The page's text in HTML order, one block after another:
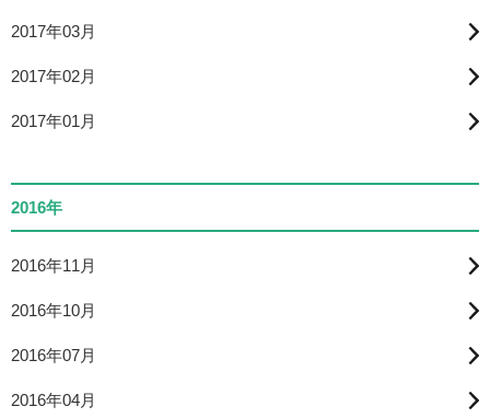
2017年03月
2017年02月
2017年01月
2016年
2016年11月
2016年10月
2016年07月
2016年04月